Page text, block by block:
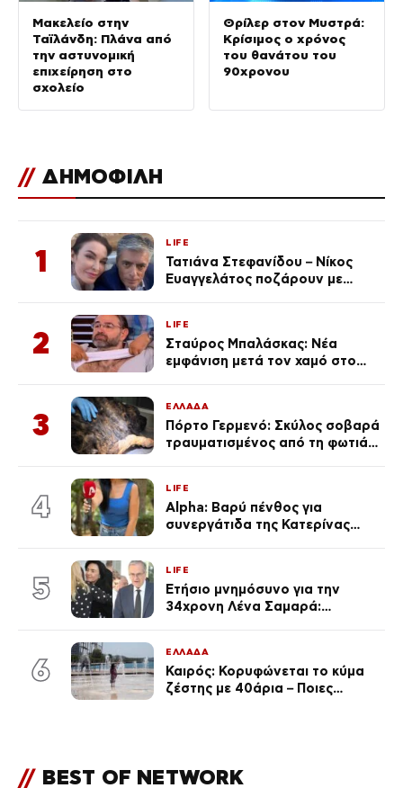
Μακελείο στην
Ταϊλάνδη: Πλάνα από
την αστυνομική
επιχείρηση στο
σχολείο
Θρίλερ στον Μυστρά:
Κρίσιμος ο χρόνος
του θανάτου του
90χρονου
// ΔΗΜΟΦΙΛΗ
1
LIFE
Τατιάνα Στεφανίδου – Νίκος
Ευαγγελάτος ποζάρουν με
2
LIFE
Σταύρος Μπαλάσκας: Νέα
εμφάνιση μετά τον χαμό στο
3
ΕΛΛΑΔΑ
Πόρτο Γερμενό: Σκύλος σοβαρά
τραυματισμένος από τη φωτιά
4
LIFE
Alpha: Βαρύ πένθος για
συνεργάτιδα της Κατερίνας
του Θεού»
5
LIFE
Ετήσιο μνημόσυνο για την
34χρονη Λένα Σαμαρά:
6
ΕΛΛΑΔΑ
Καιρός: Κορυφώνεται το κύμα
ζέστης με 40άρια – Ποιες
// BEST OF NETWORK